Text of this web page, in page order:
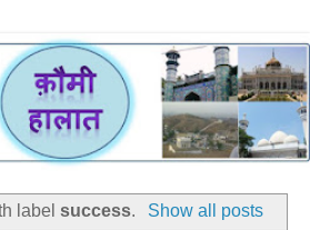
labelsuccess. Show all posts